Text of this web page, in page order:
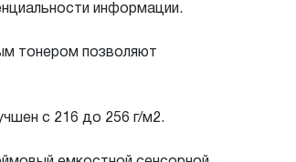
информации.
тонером позволяют
с 216 до 256 г/м2.